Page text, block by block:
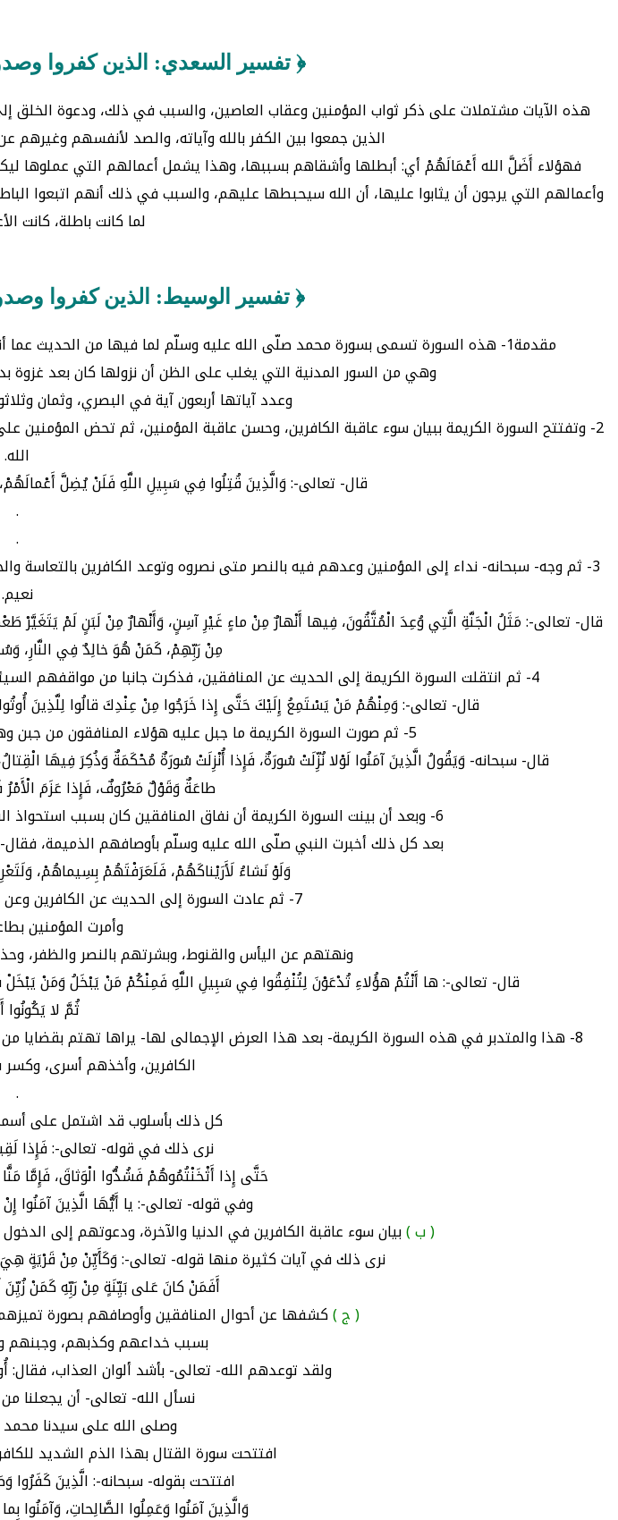
﴿ تفسير السعدي: الذين كفروا
هذه الآيات مشتملات على ذكر ثواب المؤمنين وعقاب العاصين، والسبب في ذلك، ودعوة الخلق
الذين جمعوا بين الكفر بالله وآياته، والصد لأنفسهم وغيرهم
فهؤلاء أَضَلَّ الله أَعْمَالَهُمْ أي: أبطلها وأشقاهم بسببها، وهذا يشمل أعمالهم التي عملوها
وأعمالهم التي يرجون أن يثابوا عليها، أن الله سيحبطها عليهم، والسبب في ذلك أنهم اتبعوا
لما كانت باطلة، كانت
﴿ تفسير الوسيط: الذين كفروا
مقدمة1- هذه السورة تسمى بسورة محمد صلّى الله عليه وسلّم لما فيها من الحديث عما أنزل عليه صلّى الله عليه وسلّم وتسمى- أيضا- بسورة القتال، لحديثها المستفيض عنه.
وهي من السور المدنية التي يغلب على الظن أن نزولها كان بعد غزوة
وعدد آياتها أربعون آية في البصري، وثمان
2- وتفتتح السورة الكريمة ببيان سوء عاقبة الكافرين، وحسن عاقبة المؤمنين، ثم تحض
الله.
قال- تعالى-: وَالَّذِينَ قُتِلُوا فِي سَبِيلِ اللَّهِ فَلَنْ يُضِلَّ
.
.
3- ثم وجه- سبحانه- نداء إلى المؤمنين وعدهم فيه بالنصر متى نصروه وتوعد الكافرين
نعيم.
قال- تعالى-: مَثَلُ الْجَنَّةِ الَّتِي وُعِدَ الْمُتَّقُونَ، فِيها أَنْهارٌ مِنْ ماءٍ غَيْرِ آسِنٍ، وَأَنْهارٌ مِنْ لَبَنٍ لَمْ
مِنْ رَبِّهِمْ، كَمَنْ هُوَ خالِدٌ فِي النَّارِ،
4- ثم انتقلت السورة الكريمة إلى الحديث عن المنافقين، فذكرت جانبا من مواقفهم السيئة من النبي صلّى الله عليه وسلّم ومن دعوته، ووبختهم على خداعهم وسوء أدبهم.
قال- تعالى-: وَمِنْهُمْ مَنْ يَسْتَمِعُ إِلَيْكَ حَتَّى إِذا خَرَجُوا مِنْ عِنْدِكَ قالُوا لِلَّذِينَ
5- ثم صورت السورة الكريمة ما جبل عليه هؤلاء المنافقون من جبن وهلع، وكيف أنهم عند ما يدعون إلى القتال يصابون بالفزع الخالع.
قال- سبحانه- وَيَقُولُ الَّذِينَ آمَنُوا لَوْلا نُزِّلَتْ سُورَةٌ، فَإِذا أُنْزِلَتْ سُورَةٌ مُحْكَمَةٌ وَذُكِرَ فِيهَا
طاعَةٌ وَقَوْلٌ مَعْرُوفٌ، فَإِذا عَزَمَ الْأَمْرُ
6- وبعد أن بينت السورة الكريمة أن نفاق المنافقين كان بسبب استحواذ الشيطان عليهم، وتوعدتهم بسوء المصير في حياتهم وبعد مماتهم.
بعد كل ذلك أخبرت النبي صلّى الله عليه وسلّم بأوصافهم الذميمة،
وَلَوْ نَشاءُ لَأَرَيْناكَهُمْ، فَلَعَرَفْتَهُمْ بِسِيماهُمْ،
7- ثم عادت السورة إلى الحديث عن الكافرين وعن المؤمنين، فتوعدت الكافرين بحبوط أعمالهم.
وأمرت المؤمنين
ونهتهم عن اليأس والقنوط، وبشرتهم بالنصر والظفر،
قال- تعالى-: ها أَنْتُمْ هؤُلاءِ تُدْعَوْنَ لِتُنْفِقُوا فِي سَبِيلِ اللَّهِ فَمِنْكُمْ مَنْ يَبْخَلُ وَمَنْ يَبْخَلْ
ثُمَّ لا يَكُونُوا
8- هذا والمتدبر في هذه السورة الكريمة- بعد هذا العرض الإجمالى لها- يراها تهتم بقضايا من أهمها ما يأتى:
الكافرين، وأخذهم أسرى،
.
كل ذلك بأسلوب قد اشتمل على
نرى ذلك في قوله- تعالى-: فَإِذا
حَتَّى إِذا أَثْخَنْتُمُوهُمْ فَشُدُّوا الْوَثاقَ، فَإِمَّا
وفي قوله- تعالى-: يا أَيُّهَا الَّذِينَ آمَنُوا
( ب )بيان سوء عاقبة الكافرين في الدنيا والآخرة، ودعوتهم إلى
نرى ذلك في آيات كثيرة منها قوله- تعالى-: وَكَأَيِّنْ مِنْ قَرْيَةٍ
أَفَمَنْ كانَ عَلى بَيِّنَةٍ مِنْ رَبِّهِ كَمَنْ
( ج )كشفها عن أحوال المنافقين وأوصافهم بصورة
بسبب خداعهم وكذبهم، وجبنهم
ولقد توعدهم الله- تعالى- بأشد ألوان العذاب،
نسأل الله- تعالى- أن يجعلنا
وصلى الله على سيدنا
افتتحت سورة القتال بهذا الذم الشديد
افتتحت بقوله- سبحانه-: الَّذِينَ
وَالَّذِينَ آمَنُوا وَعَمِلُوا الصَّالِحاتِ،